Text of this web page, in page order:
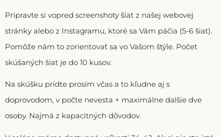
Pripravte si vopred screenshoty šiat z našej webovej
stránky alebo z Instagramu, ktoré sa Vám páčia (5-6 šiat).
Pomôže nám to zorientovať sa vo Vašom štýle. Počet
skúšaných šiat je do 10 kusov.
Na skúšku prídte prosím včas a to kľudne aj s
doprovodom, v počte nevesta + maximálne dalšie dve
osoby. Najmä z kapacitných dôvodov.